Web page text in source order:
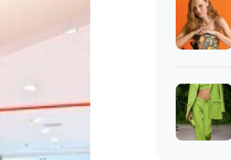
y lanzamientos del mundo textil.